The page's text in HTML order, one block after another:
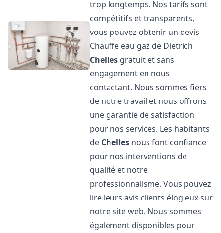
trop longtemps. Nos tarifs sont
compétitifs et transparents,
vous pouvez obtenir un devis
Chauffe eau gaz de Dietrich
Chelles gratuit et sans
engagement en nous
contactant. Nous sommes fiers
de notre travail et nous offrons
une garantie de satisfaction
pour nos services. Les habitants
de Chelles nous font confiance
pour nos interventions de
qualité et notre
professionnalisme. Vous pouvez
lire leurs avis clients élogieux sur
notre site web. Nous sommes
également disponibles pour